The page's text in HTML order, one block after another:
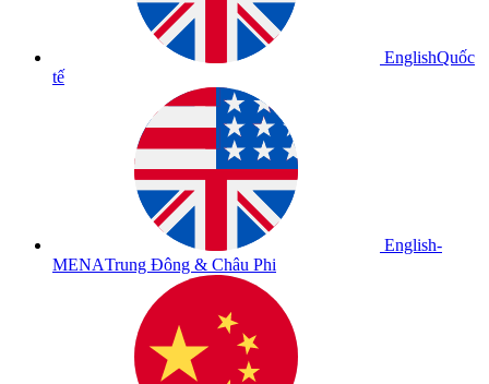
EnglishQuốc
tế
English-
MENATrung Đông & Châu Phi